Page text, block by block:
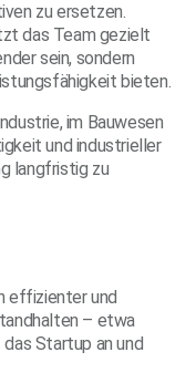
zu ersetzen.
das Team gezielt
sein, sondern
bieten.
im Bauwesen
und industrieller
langfristig zu
effizienter und
– etwa
Startup an und